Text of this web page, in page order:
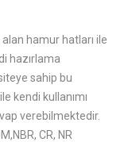
hamur hatları ile
hazırlama
sahip bu
kendi kullanımı
verebilmektedir.
CR, NR